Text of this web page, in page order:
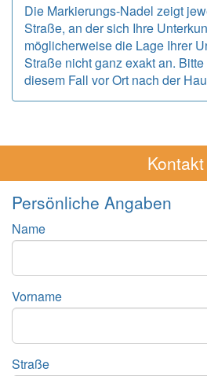
Die Markierungs-Nadel zeigt
Straße, an der sich Ihre
möglicherweise die Lage Ihrer
Straße nicht ganz exakt an.
diesem Fall vor Ort nach der
Kontakt
Persönliche Angaben
Name
Vorname
Straße